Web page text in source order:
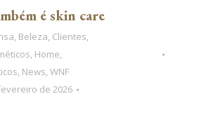
é skin care
, Beleza, Clientes,
, Home,
, News, WNF
de 2026